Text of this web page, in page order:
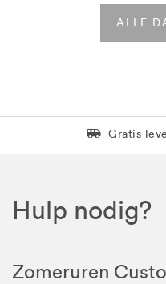
ALLE
Levering
Gratis
Hulp nodig?
Zomeruren